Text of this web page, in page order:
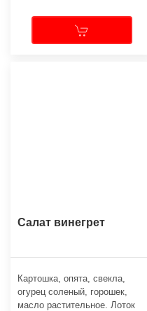
Салат винегрет
Картошка, опята, свекла,
огурец соленый, горошек,
масло растительное. Лоток